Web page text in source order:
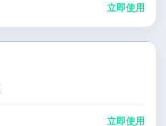
立即使用
立即使用